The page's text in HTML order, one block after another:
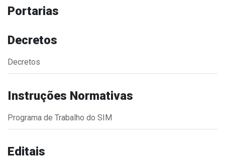
Gabinete do Prefeito
História do Município
Secretarias
Agricultura e Meio Ambiente
Portarias
Decretos
Decretos
Instruções Normativas
Programa de Trabalho do SIM
Editais